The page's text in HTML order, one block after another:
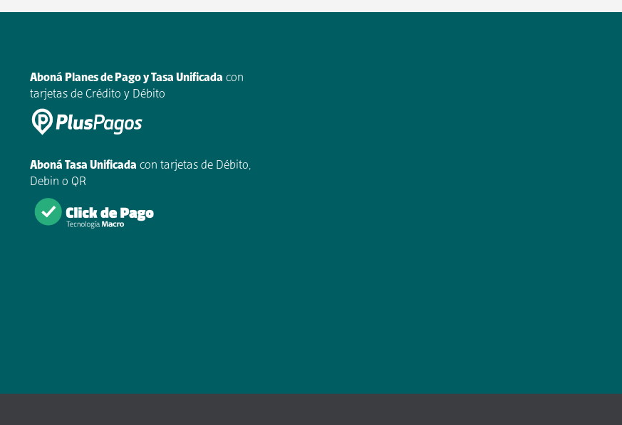
Aboná Planes de Pago y Tasa Unificada con
tarjetas de Crédito y Débito
Aboná Tasa Unificada con tarjetas de Débito,
Debin o QR